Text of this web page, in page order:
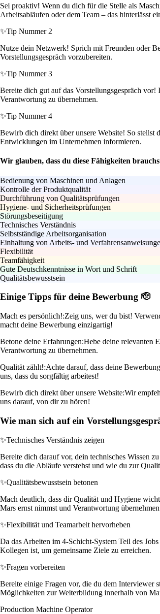
Sei proaktiv! Wenn du dich für die Stelle als
Arbeitsabläufen oder dem Team – das hinterlässt
✨Tip Nummer 2
Nutze dein Netzwerk! Sprich mit Freunden oder
Vorstellungsgespräch vorzubereiten.
✨Tip Nummer 3
Bereite dich gut auf das Vorstellungsgespräch vor!
Verantwortung zu übernehmen.
✨Tip Nummer 4
Bewirb dich direkt über unsere Website! So stellst
Entwicklungen im Unternehmen informieren.
Wir glauben, dass du diese Fähigkeiten
Bedienung von Maschinen und Anlagen
Kontrolle der Produktqualität
Durchführung von Qualitätsprüfungen
Hygiene- und Sicherheitsprüfungen
Störungsbeseitigung
Technisches Verständnis
Selbstständige Arbeitsorganisation
Einhaltung von Arbeits- und
Flexibilität
Teamfähigkeit
Gute Deutschkenntnisse in Wort und Schrift
Qualitätsbewusstsein
Einige Tipps für deine Bewerbung 🫡
Mach es persönlich!:Zeig uns, wer du bist!
macht deine Bewerbung einzigartig!
Betone deine Erfahrungen:Hebe deine relevanten
Verantwortung zu übernehmen.
Qualität zählt!:Achte darauf, dass deine
uns, dass du sorgfältig arbeitest!
Bewirb dich direkt über unsere Website:Wir
uns darauf, von dir zu hören!
Wie man sich auf ein
✨Technisches Verständnis zeigen
Bereite dich darauf vor, dein technisches Wissen
dass du die Abläufe verstehst und wie du zur
✨Qualitätsbewusstsein betonen
Mach deutlich, dass dir Qualität und Hygiene
Mars ernst nimmst und Verantwortung
✨Flexibilität und Teamarbeit hervorheben
Da das Arbeiten im 4-Schicht-System Teil des
Kollegen ist, um gemeinsame Ziele zu erreichen.
✨Fragen vorbereiten
Bereite einige Fragen vor, die du dem Interviewer
Möglichkeiten zur Weiterbildung innerhalb von
Production Machine Operator